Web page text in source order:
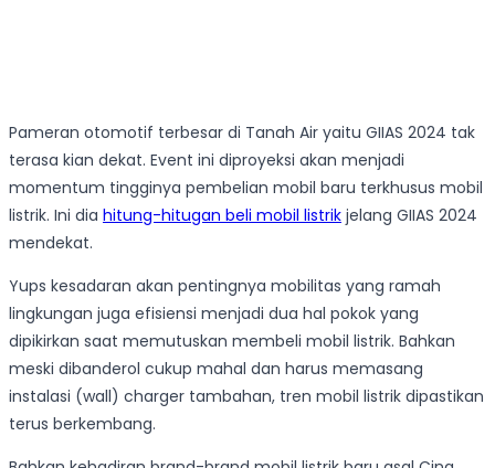
Pameran otomotif terbesar di Tanah Air yaitu GIIAS 2024 tak
terasa kian dekat. Event ini diproyeksi akan menjadi
momentum tingginya pembelian mobil baru terkhusus mobil
listrik. Ini dia hitung-hitugan beli mobil listrik jelang GIIAS 2024
mendekat.
Yups kesadaran akan pentingnya mobilitas yang ramah
lingkungan juga efisiensi menjadi dua hal pokok yang
dipikirkan saat memutuskan membeli mobil listrik. Bahkan
meski dibanderol cukup mahal dan harus memasang
instalasi (wall) charger tambahan, tren mobil listrik dipastikan
terus berkembang.